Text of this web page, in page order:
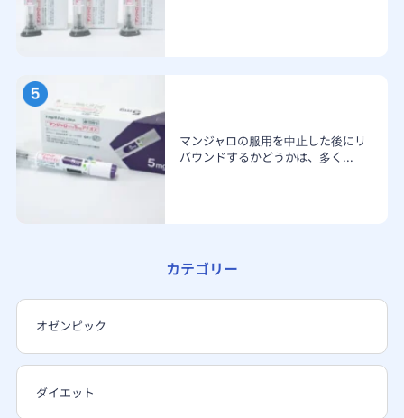
マンジャロの服用を中止した後にリ
バウンドするかどうかは、多く...
カテゴリー
オゼンピック
ダイエット